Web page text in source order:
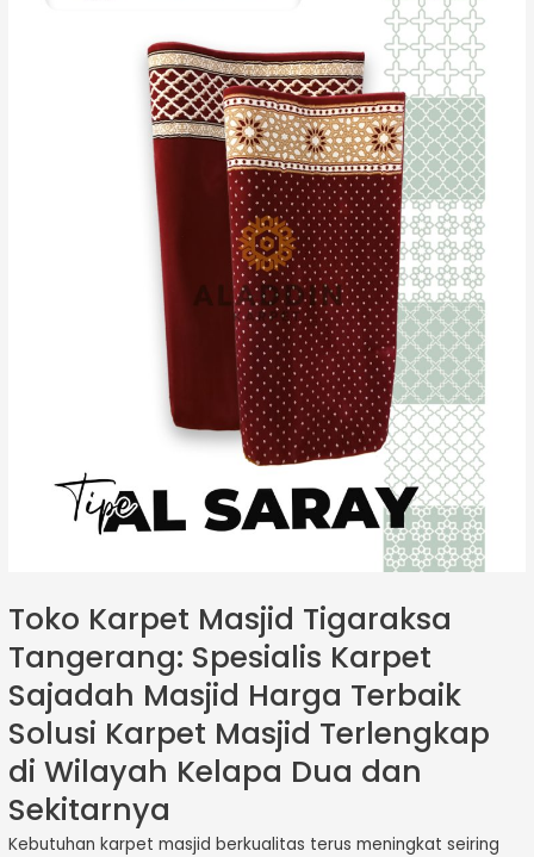
Toko Karpet Masjid Tigaraksa
Tangerang: Spesialis Karpet
Sajadah Masjid Harga Terbaik
Solusi Karpet Masjid Terlengkap
di Wilayah Kelapa Dua dan
Sekitarnya
Kebutuhan karpet masjid berkualitas terus meningkat seiring